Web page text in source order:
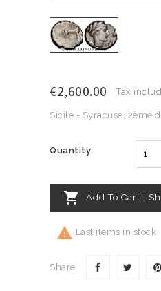
€2,600.00 Tax
Sicile - Syracuse, 2ème
Quantity
 Add To Cart |
 Last items in stock
Share